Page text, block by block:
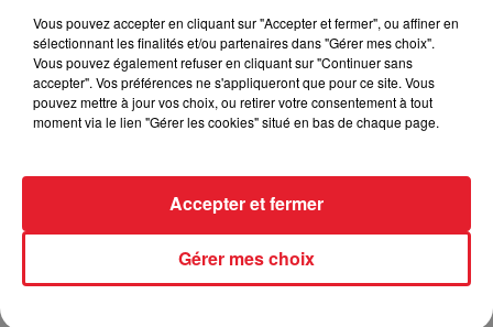
Le Morning Show
ACTUS MUSIQUES
Vous pouvez accepter en cliquant sur "Accepter et fermer", ou affiner en
sélectionnant les finalités et/ou partenaires dans "Gérer mes choix".
Vous pouvez également refuser en cliquant sur "Continuer sans
accepter". Vos préférences ne s'appliqueront que pour ce site. Vous
pouvez mettre à jour vos choix, ou retirer votre consentement à tout
moment via le lien "Gérer les cookies" situé en bas de chaque page.
Gérer mes choix
Accepter et fermer